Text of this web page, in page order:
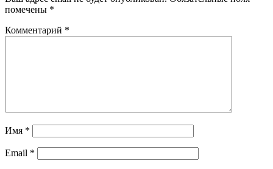
помечены *
Комментарий *
Имя *
Email *